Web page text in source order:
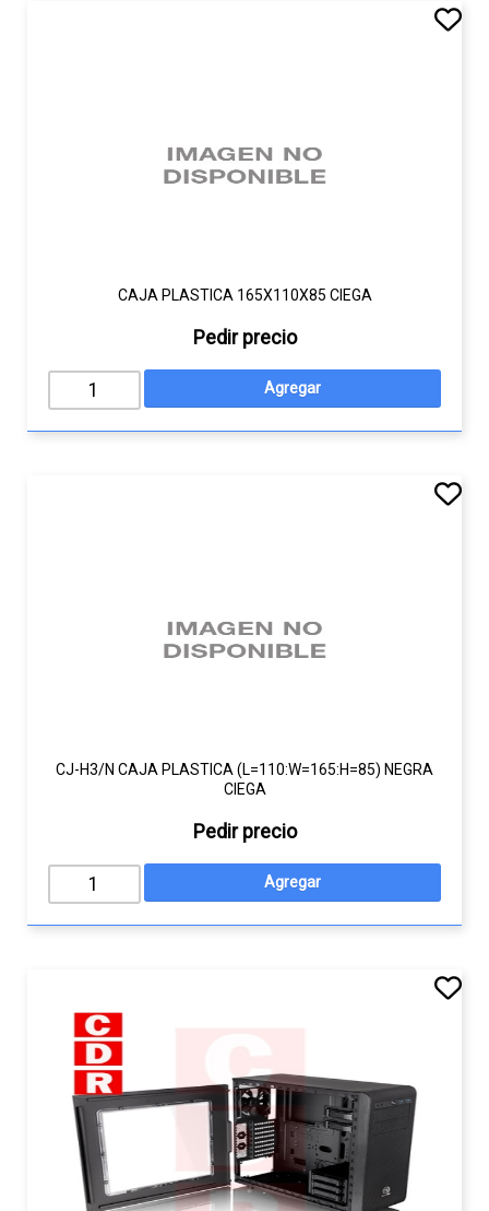
CAJA PLASTICA 165X110X85 CIEGA
Pedir precio
CJ-H3/N CAJA PLASTICA (L=110:W=165:H=85) NEGRA
CIEGA
Pedir precio